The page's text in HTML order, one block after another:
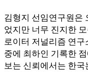
김형지 선임연구원은
었지만 너무 진지한
로이터 저널리즘 연구
중에 최하인 기록한
보는 신뢰에서는 한국